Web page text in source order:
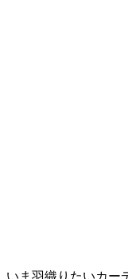
いま羽織りたいカー